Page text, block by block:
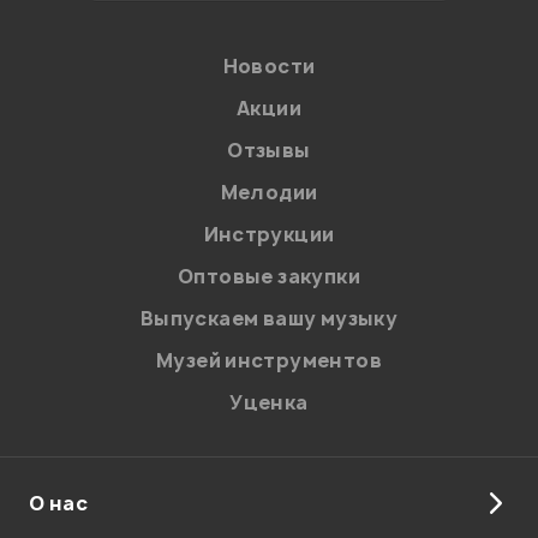
Впечатления о товаре:
Новости
Акции
Отзывы
Мелодии
Инструкции
Оптовые закупки
Выпускаем вашу музыку
Музей инструментов
Уценка
О нас